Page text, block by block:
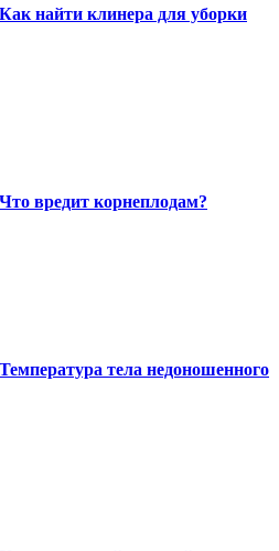
Как найти клинера для уборки
Что вредит корнеплодам?
Температура тела недоношенного